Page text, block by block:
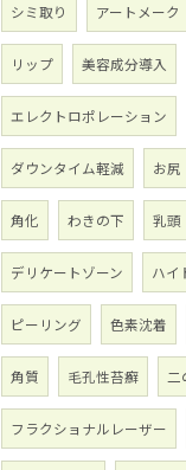
シミ取り アートメーク
リップ 美容成分導入
エレクトロポレーション
ダウンタイム軽減 お尻
角化 わきの下 乳頭
デリケートゾーン ハイ
ピーリング 色素沈着
角質 毛孔性苔癬 二
フラクショナルレーザー